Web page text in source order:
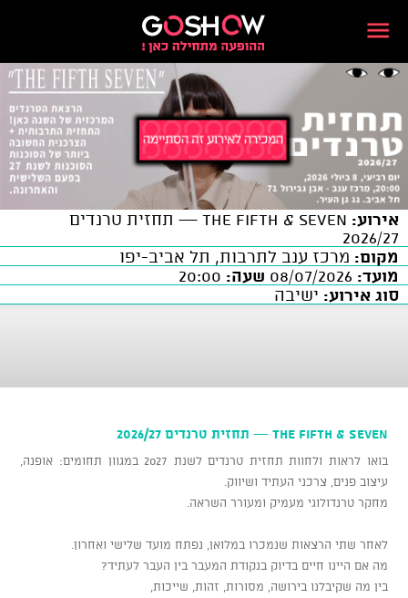
אירוע:
THE FIFTH & SEVEN — תחזית טרנדים
2026/27
מקום: מרכז ענב לתרבות, תל אביב-יפו
מועד:
שעה:
סוג אירוע: ישיבה
THE FIFTH & SEVEN — תחזית טרנדים 2026/27
בואו לראות ולחוות תחזית טרנדים לשנת 2027 במגוון תחומים: אופנה,
עיצוב פנים, צרכני העתיד ושיווק.
מחקר טרנדולוגי מעמיק ומעורר השראה.
לאחר שתי הרצאות שנמכרו במלואן, נפתח מועד שלישי ואחרון.
מה אם היינו חיים בדיוק בנקודת המעבר בין העבר לעתיד?
בין מה שקיבלנו בירושה, מסורות, זהות, שייכות,